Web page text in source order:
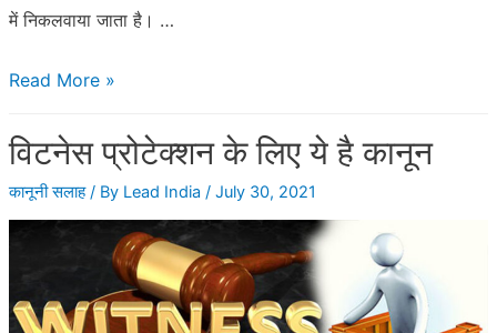
में निकलवाया जाता है। …
फ्रॉड
की
डीटेल
निकलवाएँ
Read More »
विटनेस प्रोटेक्शन के लिए ये है कानून
कानूनी सलाह/ By Lead India / July 30, 2021